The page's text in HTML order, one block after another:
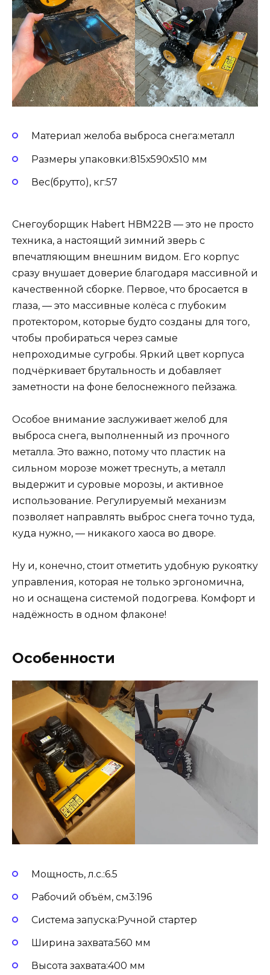
Материал желоба выброса снега:металл
Размеры упаковки:815х590х510 мм
Вес(брутто), кг:57
Снегоуборщик Habert HBM22B — это не просто
техника, а настоящий зимний зверь с
впечатляющим внешним видом. Его корпус
сразу внушает доверие благодаря массивной и
качественной сборке. Первое, что бросается в
глаза, — это массивные колёса с глубоким
протектором, которые будто созданы для того,
чтобы пробираться через самые
непроходимые сугробы. Яркий цвет корпуса
подчёркивает брутальность и добавляет
заметности на фоне белоснежного пейзажа.
Особое внимание заслуживает желоб для
выброса снега, выполненный из прочного
металла. Это важно, потому что пластик на
сильном морозе может треснуть, а металл
выдержит и суровые морозы, и активное
использование. Регулируемый механизм
позволяет направлять выброс снега точно туда,
куда нужно, — никакого хаоса во дворе.
Ну и, конечно, стоит отметить удобную рукоятку
управления, которая не только эргономична,
но и оснащена системой подогрева. Комфорт и
надёжность в одном флаконе!
Особенности
Мощность, л.с.:6.5
Рабочий объём, см3:196
Система запуска:Ручной стартер
Ширина захвата:560 мм
Высота захвата:400 мм